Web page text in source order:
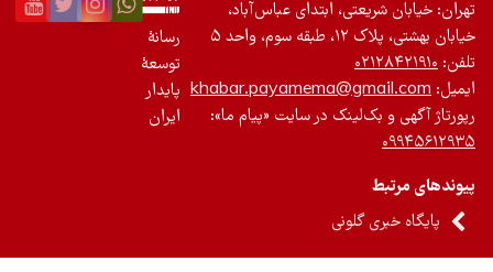
خیابان شریعتی، ابتدای عباس‌آباد،
بهشتی، پلاک ۱۲، طبقه سوم، واحد ۵
۰۲۱۲۸۴۲۱۹۱۰
khabar.payamema@gmail.com
آگهی و بک‌لینک در سایت «پیام ما»:
مرتبط
پایگاه خبری گلونی
رسانۀ
توسعۀ
پایدار
ایران